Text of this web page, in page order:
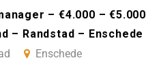
– €4.000 – €5.000
– Randstad – Enschede
Enschede